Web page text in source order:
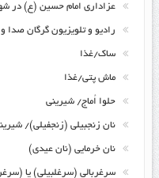
عزاداری امام حسین (ع) در
رادیو و تلویزیون گرگان صدا
ساک/غذا
ماش پتی/غذا
حلوا اُماج/ شیرینی
نان زنجبیلی (زنجفیلی)/
نان خرمایی (نان عیدی)
سرغربالی (سرغلبیلی) یا